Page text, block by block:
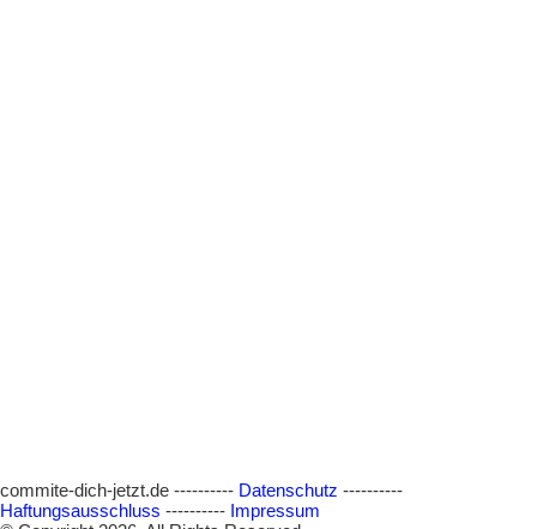
commite-dich-jetzt.de ---------- Datenschutz ----------
Haftungsausschluss ---------- Impressum